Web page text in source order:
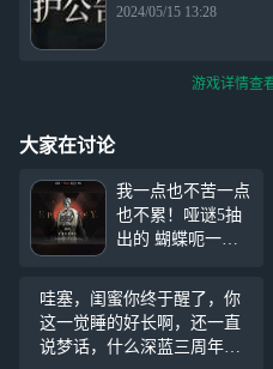
2024/05/15 13:28
游戏详情查
大家在讨论
我一点也不苦一点
也不累！哑谜5抽
出的 蝴蝶呃一抽
留给诺谛卡结果歪
了个灰调蓝 天！1
999第一次歪！随
便送的十连又出了
哇塞，闺蜜你终于醒了，你
这一觉睡的好长啊，还一直
说梦话，什么深蓝三周年卖